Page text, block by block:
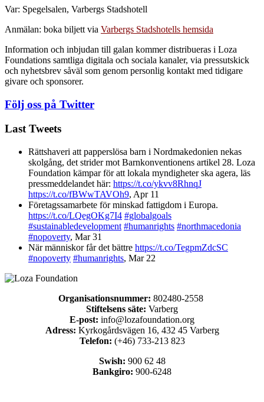
Var: Spegelsalen, Varbergs Stadshotell
Anmälan: boka biljett via Varbergs Stadshotells hemsida
Information och inbjudan till galan kommer distribueras i Loza
Foundations samtliga digitala och sociala kanaler, via pressutskick
och nyhetsbrev såväl som genom personlig kontakt med tidigare
givare och sponsorer.
Följ oss på Twitter
Last Tweets
Rättshaveri att papperslösa barn i Nordmakedonien nekas
skolgång, det strider mot Barnkonventionens artikel 28. Loza
Foundation kämpar för att lokala myndigheter ska agera, läs
pressmeddelandet här: https://t.co/ykvv8RhnqJ
https://t.co/fBWwTAVOh9, Apr 11
Företagssamarbete för minskad fattigdom i Europa.
https://t.co/LQegOKg7I4 #globalgoals
#sustainabledevelopment #humanrights #northmacedonia
#nopoverty, Mar 31
När människor får det bättre https://t.co/TegpmZdcSC
#nopoverty #humanrights, Mar 22
Organisationsnummer: 802480-2558
Stiftelsens säte: Varberg
E-post: info@lozafoundation.org
Adress: Kyrkogårdsvägen 16, 432 45 Varberg
Telefon: (+46) 733-213 823
Swish: 900 62 48
Bankgiro: 900-6248